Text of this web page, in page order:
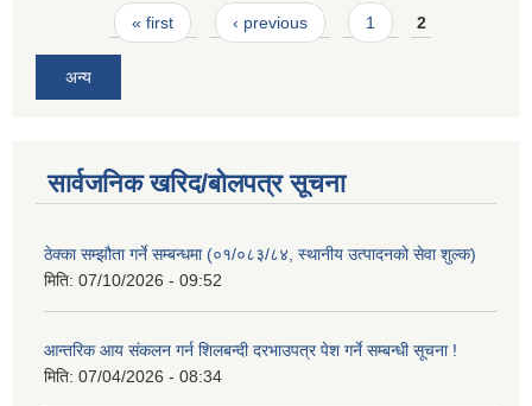
Pages« first ‹ previous 1 2
अन्य
सार्वजनिक खरिद/बोलपत्र सूचना
ठेक्का सम्झौता गर्ने सम्बन्धमा (०१/०८३/८४, स्थानीय उत्पादनको सेवा शुल्क)
मिति: 07/10/2026 - 09:52
आन्तरिक आय संकलन गर्न शिलबन्दी दरभाउपत्र पेश गर्ने सम्बन्धी सूचना !
मिति: 07/04/2026 - 08:34